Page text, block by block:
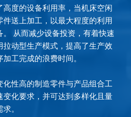
度的设备利用率，当机床空闲
送上加工，以最大程度的利用
。 从而减少设备投资，有着快速
拉动型生产模式，提高了生产效
工完成的浪费时间。
化性高的制造零件与产品组合工
变化要求，并可达到多样化且量
。